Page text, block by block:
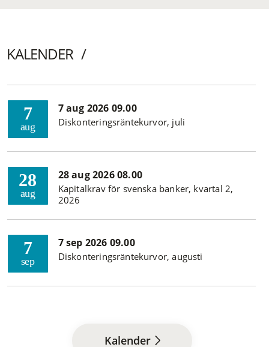
KALENDER
7
aug
7 aug 2026 09.00
Diskonteringsräntekurvor, juli
28
aug
28 aug 2026 08.00
Kapitalkrav för svenska banker, kvartal 2,
2026
7
sep
7 sep 2026 09.00
Diskonteringsräntekurvor, augusti
Kalender